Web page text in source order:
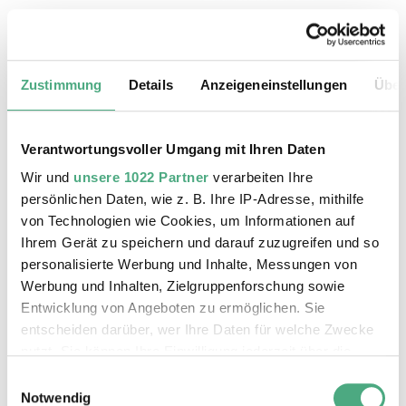
Zustimmung Details Anzeigeneinstellungen
Verantwortungsvoller Umgang mit Ihren Daten
Wir und unsere 1022 Partner verarbeiten Ihre
persönlichen Daten, wie z. B. Ihre IP-Adresse, mithilfe
von Technologien wie Cookies, um Informationen auf
Ihrem Gerät zu speichern und darauf zuzugreifen und so
personalisierte Werbung und Inhalte, Messungen von
Werbung und Inhalten, Zielgruppenforschung sowie
Entwicklung von Angeboten zu ermöglichen. Sie
entscheiden darüber, wer Ihre Daten für welche Zwecke
Trigger Symbol ändern oder widerrufen
Notwendig
ÖFFENTLICHE FÜHRUNG
Der Erzschrägaufzug der Völklinger Hütte mit
Copyright: Weltkulturerbe Völklinger Hütte | Karl
©
Das Weltkulturerbe Völklinger Hütte